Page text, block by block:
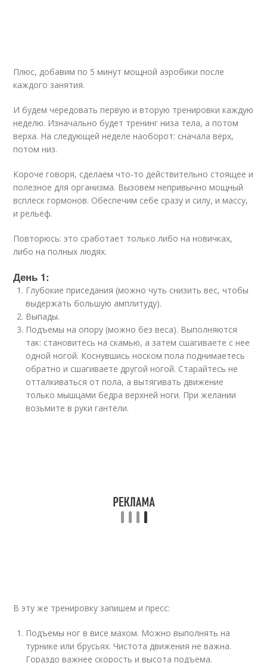
Плюс, добавим по 5 минут мощной аэробики после
каждого занятия.
И будем чередовать первую и вторую тренировки каждую
неделю. Изначально будет тренинг низа тела, а потом
верха. На следующей неделе наоборот: сначала верх,
потом низ.
Короче говоря, сделаем что-то действительно стоящее и
полезное для организма. Вызовем непривычно мощный
всплеск гормонов. Обеспечим себе сразу и силу, и массу,
и рельеф.
Повторюсь: это сработает только либо на новичках,
либо на полных людях.
День 1:
Глубокие приседания (можно чуть снизить вес, чтобы
выдержать большую амплитуду).
Выпады.
Подъемы на опору (можно без веса). Выполняются
так: становитесь на скамью, а затем сшагиваете с нее
одной ногой. Коснувшись носком пола поднимаетесь
обратно и сшагиваете другой ногой. Старайтесь не
отталкиваться от пола, а вытягивать движение
только мышцами бедра верхней ноги. При желании
возьмите в руки гантели.
В эту же тренировку запишем и пресс:
Подъемы ног в висе махом. Можно выполнять на
турнике или брусьях. Чистота движения не важна.
Гораздо важнее скорость и высота подъема.